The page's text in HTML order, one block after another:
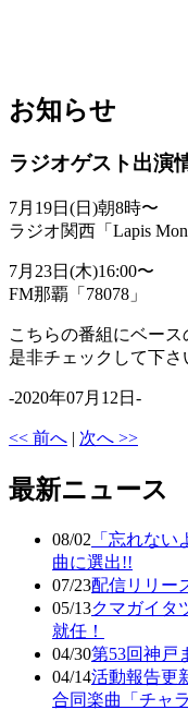
お知らせ
ラジオゲスト出演
7月19日(日)朝8時〜
ラジオ関西「Lapis
7月23日(木)16:00〜
FM那覇「78078」
こちらの番組にベー
是非チェックして下さ
-2020年07月12日-
<< 前へ | 次へ >>
最新ニュース
08/02 「忘れな
曲に選出!!
07/23配信リリー
05/13クマガイタ
就任！
04/30第53回神戸
04/14活動報告更
合同楽曲「チャ